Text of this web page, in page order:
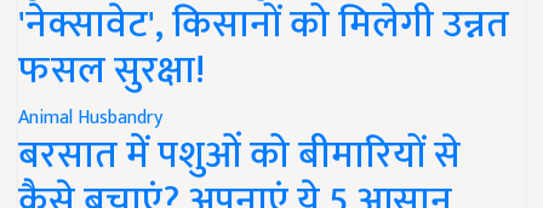
'नेक्सावेट', किसानों को मिलेगी उन्नत
फसल सुरक्षा!
Animal Husbandry
बरसात में पशुओं को बीमारियों से